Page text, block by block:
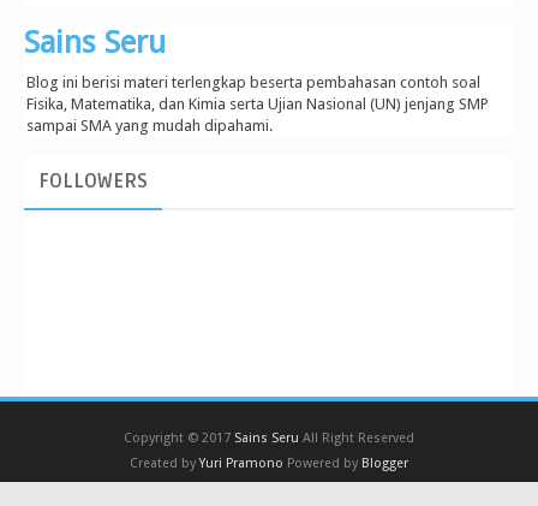
Sains Seru
Blog ini berisi materi terlengkap beserta pembahasan contoh soal
Fisika, Matematika, dan Kimia serta Ujian Nasional (UN) jenjang SMP
sampai SMA yang mudah dipahami.
FOLLOWERS
Copyright © 2017 Sains Seru All Right Reserved
Created byYuri Pramono Powered by Blogger